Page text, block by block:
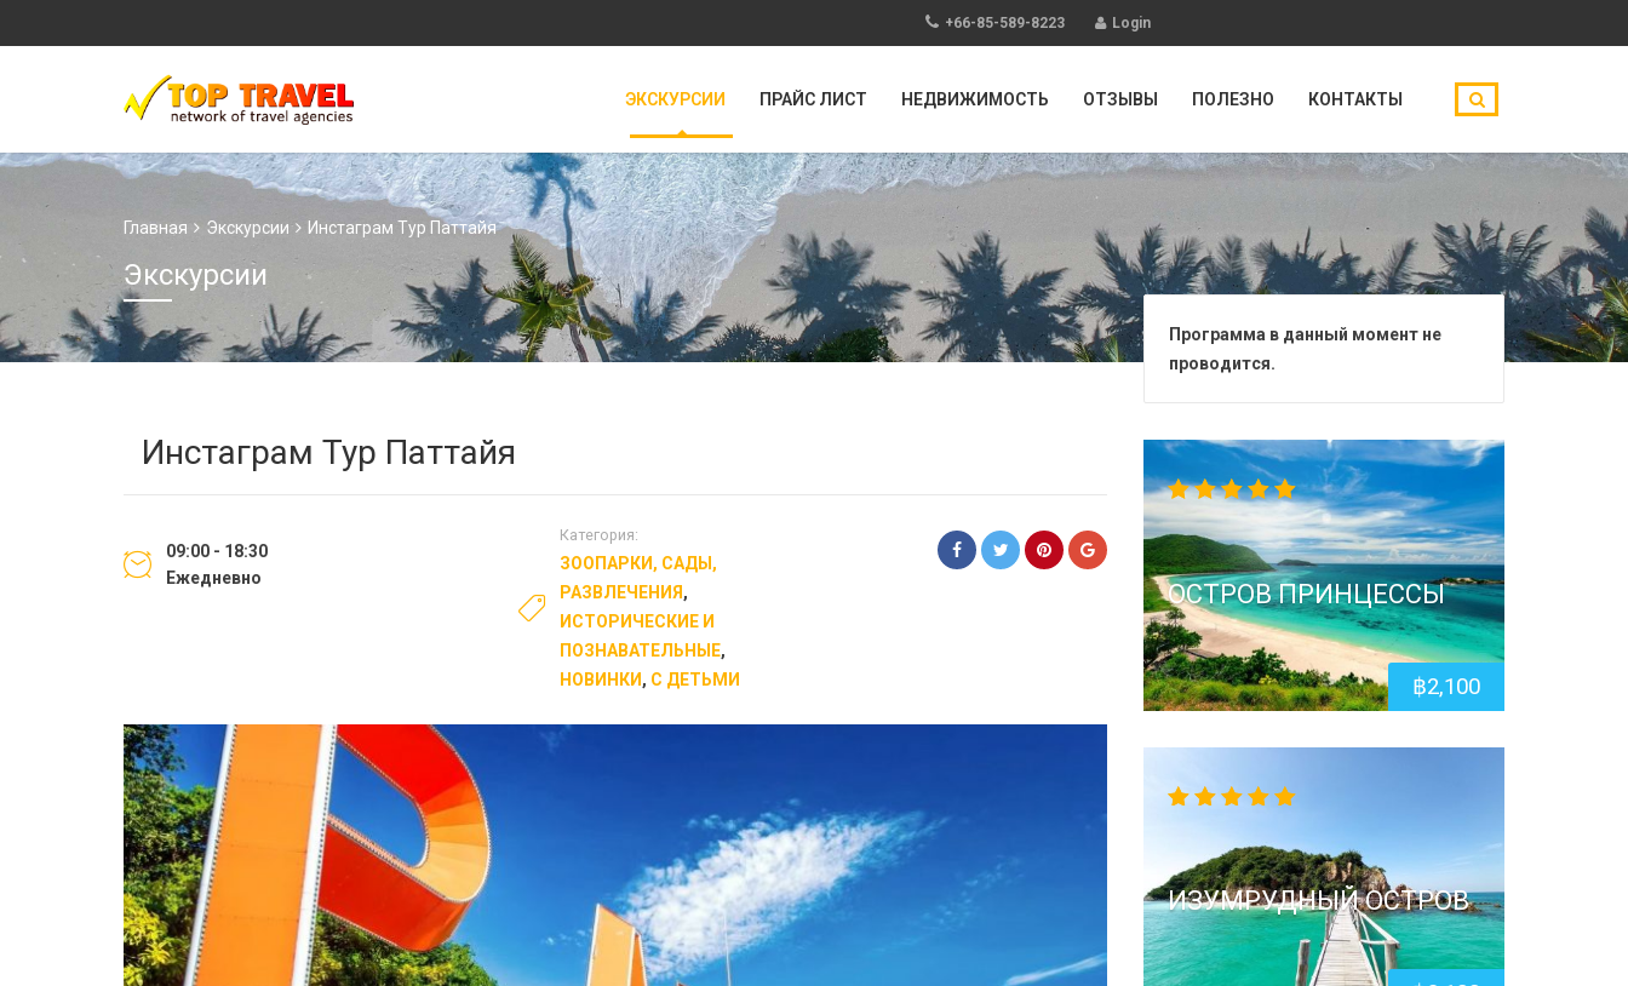
+66-85-589-8223 Login
ЭКСКУРСИИ ПРАЙС ЛИСТ НЕДВИЖИМОСТЬ ОТЗЫВЫ ПОЛЕЗНО КОНТАКТЫ
Главная Экскурсии Инстаграм Тур Паттайя
Экскурсии
Инстаграм Тур Паттайя
09:00 - 18:30
Ежедневно
Категория:
ЗООПАРКИ, САДЫ,
РАЗВЛЕЧЕНИЯ ,
ИСТОРИЧЕСКИЕ И
ПОЗНАВАТЕЛЬНЫЕ,
НОВИНКИ , С ДЕТЬМИ
Программа в данный момент не
проводится.
5.00
out
of 5
ОСТРОВ ПРИНЦЕССЫ
฿2,100
of 5
ИЗУМРУДНЫЙ ОСТРОВ